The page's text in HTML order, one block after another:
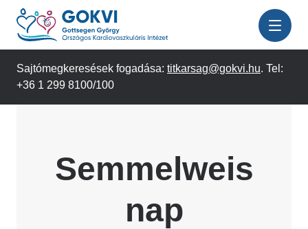
Ugrás
tartalomra
Sajtómegkeresések fogadása: titkarsag@gokvi.hu. Tel:
+36 1 299 8100/100
Semmelweis
nap